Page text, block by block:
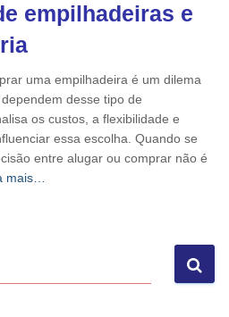
empilhadeiras e
uma empilhadeira é um dilema
desse tipo de
os custos, a flexibilidade e
essa escolha. Quando se
entre alugar ou comprar não é
mais…